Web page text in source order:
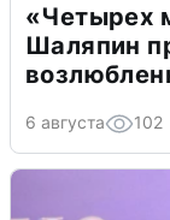
«Четырех
Шаляпин
6 августа 102